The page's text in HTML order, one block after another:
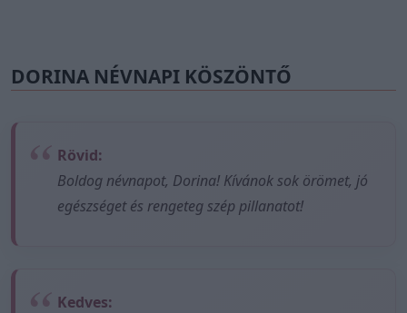
DORINA NÉVNAPI KÖSZÖNTŐ
Rövid:
Boldog névnapot, Dorina! Kívánok sok örömet, jó
egészséget és rengeteg szép pillanatot!
Kedves: